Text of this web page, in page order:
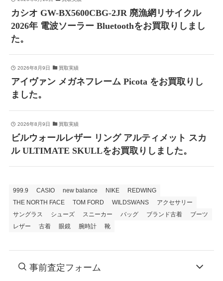
カシオ GW-BX5600CBG-2JR 廃漁網リサイクル
2026年 電波ソーラー Bluetoothをお買取りしまし
た。
2026年8月9日 買取実績
アイヴァン メガネフレーム Picota をお買取りし
ました。
2026年8月9日 買取実績
ビルウォールレザー リング アルティメット スカ
ル ULTIMATE SKULLをお買取りしました。
999.9 CASIO new balance NIKE
REDWING
THE NORTH FACE
TOM FORD WILDSWANS
アクセサリー
サングラス
シューズ スニーカー バッグ ブランド古着
ブーツ
レザー
古着 眼鏡 腕時計 靴
事前査定フォーム